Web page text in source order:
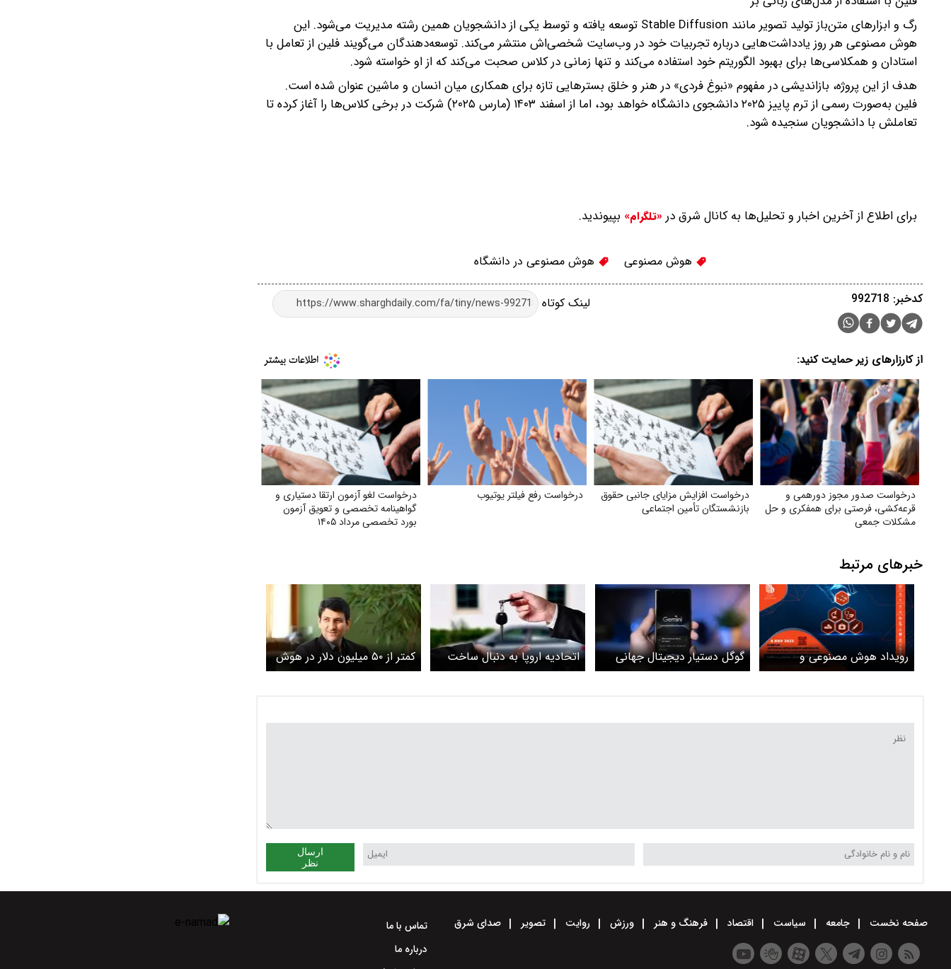
رگ و ابزارهای متن‌باز تولید تصویر مانند Stable Diffusion توسعه یافته و توسط یکی از دانشجویان همین رشته مدیریت می‌شود. این
هوش مصنوعی هر روز یادداشت‌هایی درباره تجربیات خود در وب‌سایت شخصی‌اش منتشر می‌کند. توسعه‌دهندگان می‌گویند فلین از تعامل با
استادان و همکلاسی‌ها برای بهبود الگوریتم خود استفاده می‌کند و تنها زمانی در کلاس صحبت می‌کند که از او خواسته شود.
هدف از این پروژه، بازاندیشی در مفهوم «نبوغ فردی» در هنر و خلق بسترهایی تازه برای همکاری میان انسان و ماشین عنوان شده است.
فلین به‌صورت رسمی از ترم پاییز ۲۰۲۵ دانشجوی دانشگاه خواهد بود، اما از اسفند ۱۴۰۳ (مارس ۲۰۲۵) شرکت در برخی کلاس‌ها را آغاز کرده تا
تعاملش با دانشجویان سنجیده شود.
برای اطلاع از آخرین اخبار و تحلیل‌ها به کانال شرق در «تلگرام» بپیوندید.
هوش مصنوعی هوش مصنوعی در دانشگاه
لینک کوتاه کدخبر: 992718
از کارزارهای زیر حمایت کنید:
درخواست صدور مجوز دورهمی و
قرعه‌کشی، فرصتی برای همفکری و حل
مشکلات جمعی
درخواست افزایش مزایای جانبی حقوق
بازنشستگان تأمین اجتماعی
درخواست رفع فیلتر یوتیوب
درخواست لغو آزمون ارتقا دستیاری و
گواهینامه تخصصی و تعویق آزمون
بورد تخصصی مرداد ۱۴۰۵
خبرهای مرتبط
رویداد هوش مصنوعی و
سلامت در دانشگاه ایران
گوگل دستیار دیجیتال جهانی
می‌سازد
اتحادیه اروپا به دنبال ساخت
«قاره هوش مصنوعی»
کمتر از ۵۰ میلیون دلار در هوش
مصنوعی سرمایه‌گذاری کرده‌ایم
ارسال
نظر
صفحه نخست جامعه سیاست اقتصاد فرهنگ و هنر ورزش روایت تصویر صدای شرق
تماس با ما
درباره ما